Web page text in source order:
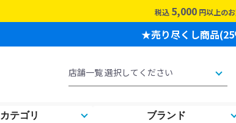
税込 5,000 円以上の
★売り尽くし商品
カテゴリ ブランド